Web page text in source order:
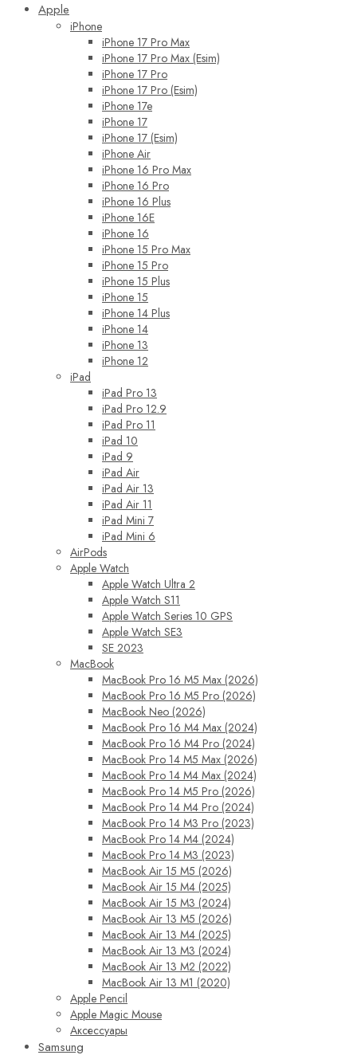
Apple
iPhone
iPhone 17 Pro Max
iPhone 17 Pro Max (Esim)
iPhone 17 Pro
iPhone 17 Pro (Esim)
iPhone 17e
iPhone 17
iPhone 17 (Esim)
iPhone Air
iPhone 16 Pro Max
iPhone 16 Pro
iPhone 16 Plus
iPhone 16E
iPhone 16
iPhone 15 Pro Max
iPhone 15 Pro
iPhone 15 Plus
iPhone 15
iPhone 14 Plus
iPhone 14
iPhone 13
iPhone 12
iPad
iPad Pro 13
iPad Pro 12.9
iPad Pro 11
iPad 10
iPad 9
iPad Air
iPad Air 13
iPad Air 11
iPad Mini 7
iPad Mini 6
AirPods
Apple Watch
Apple Watch Ultra 2
Apple Watch S11
Apple Watch Series 10 GPS
Apple Watch SE3
SE 2023
MacBook
MacBook Pro 16 M5 Max (2026)
MacBook Pro 16 M5 Pro (2026)
MacBook Neo (2026)
MacBook Pro 16 M4 Max (2024)
MacBook Pro 16 M4 Pro (2024)
MacBook Pro 14 M5 Max (2026)
MacBook Pro 14 M4 Max (2024)
MacBook Pro 14 M5 Pro (2026)
MacBook Pro 14 M4 Pro (2024)
MacBook Pro 14 M3 Pro (2023)
MacBook Pro 14 M4 (2024)
MacBook Pro 14 M3 (2023)
MacBook Air 15 M5 (2026)
MacBook Air 15 M4 (2025)
MacBook Air 15 M3 (2024)
MacBook Air 13 M5 (2026)
MacBook Air 13 M4 (2025)
MacBook Air 13 M3 (2024)
MacBook Air 13 M2 (2022)
MacBook Air 13 M1 (2020)
Apple Pencil
Apple Magic Mouse
Аксессуары
Samsung